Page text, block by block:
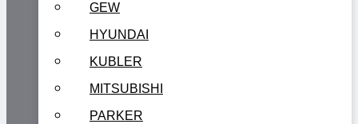
GEW
HYUNDAI
KUBLER
MITSUBISHI
PARKER